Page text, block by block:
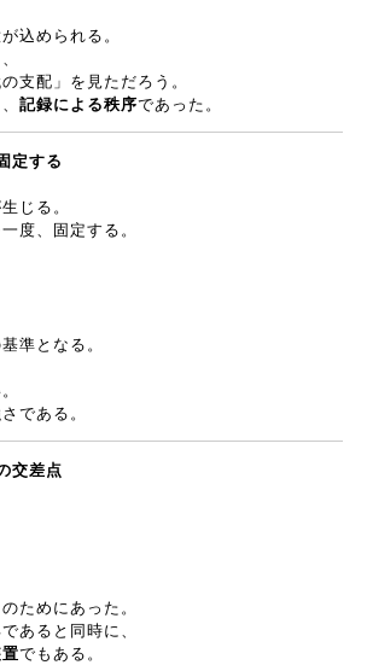
込められる。
支配」を見ただろう。
記録による秩序であった。
定する
じる。
度、固定する。
準となる。
である。
交差点
ためにあった。
あると同時に、
でもある。